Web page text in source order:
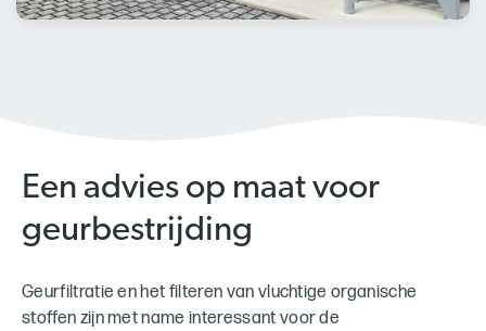
Een advies op maat voor
geurbestrijding
Geurfiltratie en het filteren van vluchtige organische
stoffen zijn met name interessant voor de